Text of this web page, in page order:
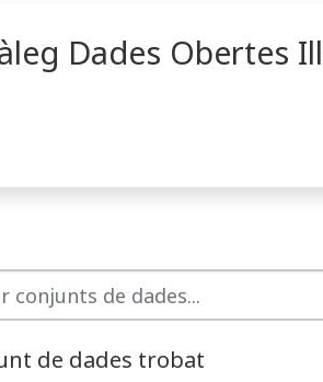
Dades Obertes
de dades trobat